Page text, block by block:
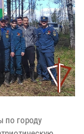
по городу